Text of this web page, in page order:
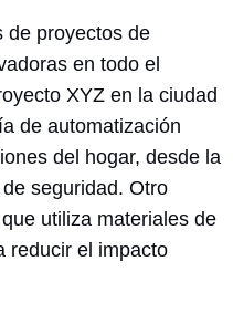
de proyectos de
en todo el
XYZ en la ciudad
de automatización
del hogar, desde la
seguridad. Otro
utiliza materiales de
reducir el impacto